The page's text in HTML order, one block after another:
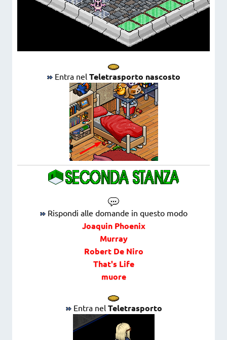
Entra nel Teletrasporto nascosto
Rispondi alle domande in questo modo
Joaquin Phoenix
Murray
Robert De Niro
That's Life
muore
Entra nel Teletrasporto